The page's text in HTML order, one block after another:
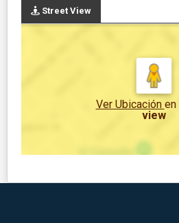
Street View
Ver Ubicación en
view